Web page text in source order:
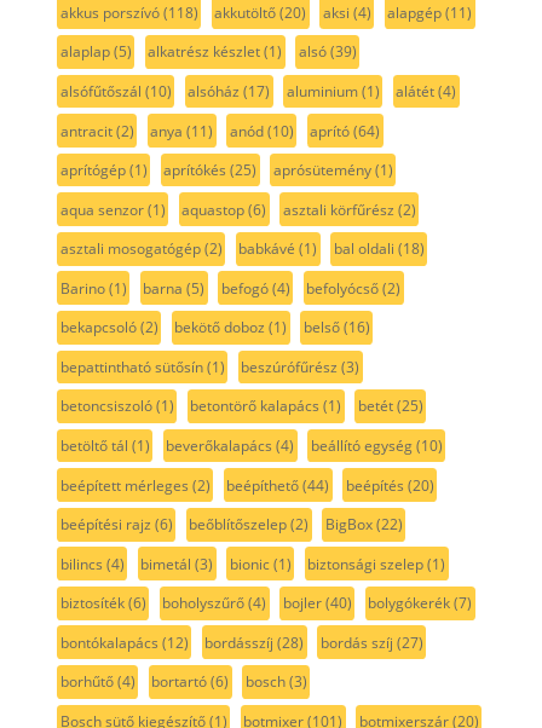
akkus porszívó(118) akkutöltő(20) aksi (4) alapgép(11)
alaplap(5) alkatrész készlet(1) alsó(39)
alsófűtőszál (10) alsóház (17) aluminium(1) alátét(4)
antracit(2) anya (11) anód(10) aprító(64)
aprítógép(1) aprítókés (25) aprósütemény(1)
aqua senzor(1) aquastop(6) asztali körfűrész (2)
asztali mosogatógép(2) babkávé (1) bal oldali (18)
Barino(1) barna (5) befogó(4) befolyócső(2)
bekapcsoló(2) bekötő doboz (1) belső(16)
bepattintható sütősín(1) beszúrófűrész (3)
betoncsiszoló(1) betontörő kalapács (1) betét(25)
betöltő tál (1) beverőkalapács (4) beállító egység(10)
beépített mérleges (2) beépíthető(44) beépítés (20)
beépítési rajz (6) beőblítőszelep(2) BigBox(22)
bilincs (4) bimetál (3) bionic(1) biztonsági szelep(1)
biztosíték(6) boholyszűrő(4) bojler(40) bolygókerék(7)
bontókalapács (12) bordásszíj (28) bordás szíj (27)
borhűtő(4) bortartó(6) bosch(3)
Bosch sütő kiegészítő(1) botmixer(101) botmixerszár(20)